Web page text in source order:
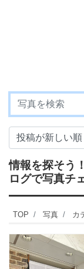
情報を探そう！
ログで写真チ
TOP 写真 カ